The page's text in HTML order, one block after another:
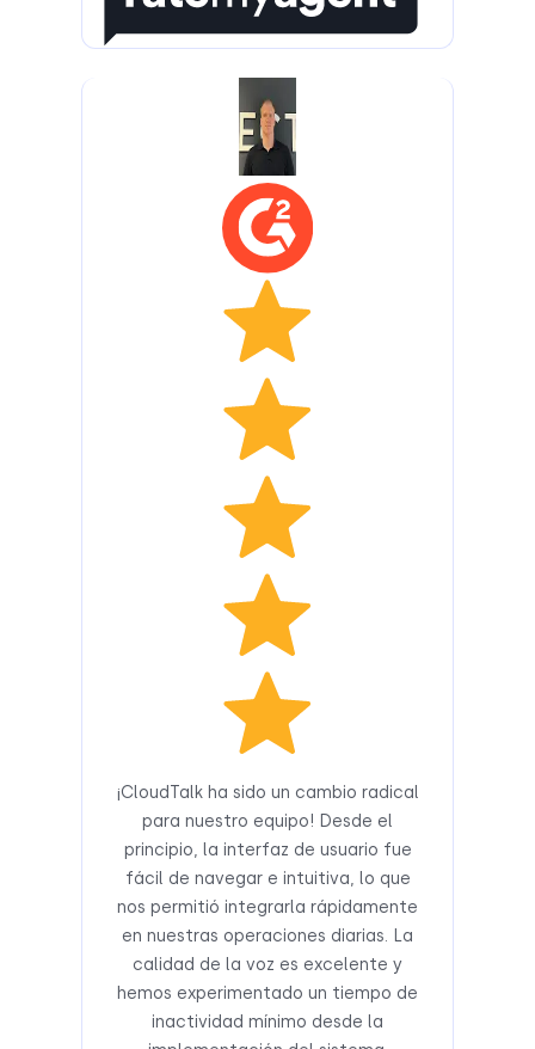
¡CloudTalk ha sido un cambio radical
para nuestro equipo! Desde el
principio, la interfaz de usuario fue
fácil de navegar e intuitiva, lo que
nos permitió integrarla rápidamente
en nuestras operaciones diarias. La
calidad de la voz es excelente y
hemos experimentado un tiempo de
inactividad mínimo desde la